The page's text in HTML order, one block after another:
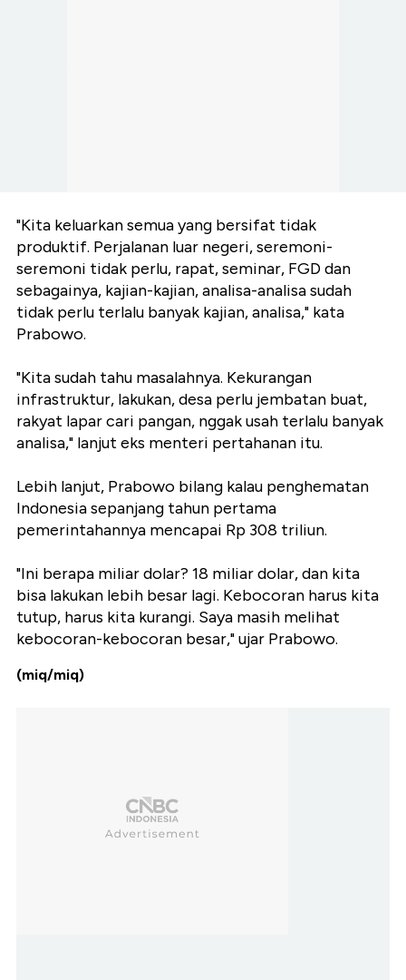
"Kita keluarkan semua yang bersifat tidak
produktif. Perjalanan luar negeri, seremoni-
seremoni tidak perlu, rapat, seminar, FGD dan
sebagainya, kajian-kajian, analisa-analisa sudah
tidak perlu terlalu banyak kajian, analisa," kata
Prabowo.
"Kita sudah tahu masalahnya. Kekurangan
infrastruktur, lakukan, desa perlu jembatan buat,
rakyat lapar cari pangan, nggak usah terlalu banyak
analisa," lanjut eks menteri pertahanan itu.
Lebih lanjut, Prabowo bilang kalau penghematan
Indonesia sepanjang tahun pertama
pemerintahannya mencapai Rp 308 triliun.
"Ini berapa miliar dolar? 18 miliar dolar, dan kita
bisa lakukan lebih besar lagi. Kebocoran harus kita
tutup, harus kita kurangi. Saya masih melihat
kebocoran-kebocoran besar," ujar Prabowo.
(miq/miq)